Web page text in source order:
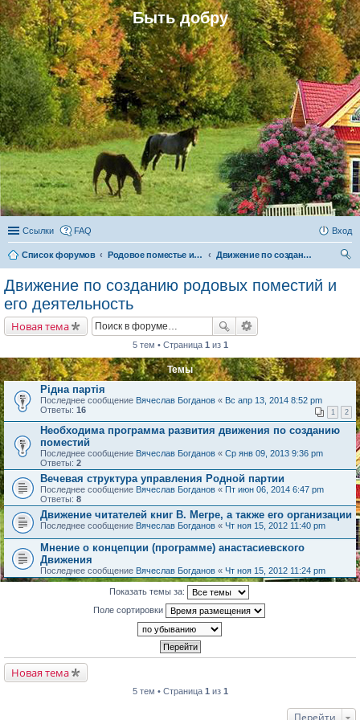
Быть добру
Ссылки FAQ Вход
Список форумов Родовое поместье и родовое поселение
Движение по созданию родовых поместий и его деятельность
Движение по созданию родовых поместий и
его деятельность
Новая тема
5 тем • Страница 1 из 1
Темы
Рідна партія
Последнее сообщение Вячеслав Богданов « Вс апр 13, 2014 8:52 pm
Ответы: 16 1 2
Необходима программа развития движения по созданию
поместий
Последнее сообщение Вячеслав Богданов « Ср янв 09, 2013 9:36 pm
Ответы: 2
Вечевая структура управления Родной партии
Последнее сообщение Вячеслав Богданов « Пт июн 06, 2014 6:47 pm
Ответы: 8
Движение читателей книг В. Мегре, а также его организации
Последнее сообщение Вячеслав Богданов « Чт ноя 15, 2012 11:40 pm
Мнение о концепции (программе) анастасиевского
Движения
Последнее сообщение Вячеслав Богданов « Чт ноя 15, 2012 11:24 pm
Показать темы за:
Поле сортировки
Новая тема
5 тем • Страница 1 из 1
Перейти